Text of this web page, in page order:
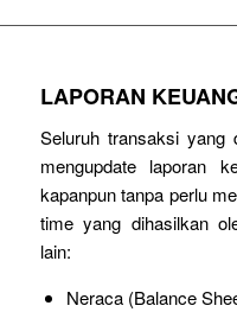
LAPORAN
Seluruh transaksi yang
mengupdate laporan
kapanpun tanpa perlu
time yang dihasilkan
lain:
Neraca (Balance